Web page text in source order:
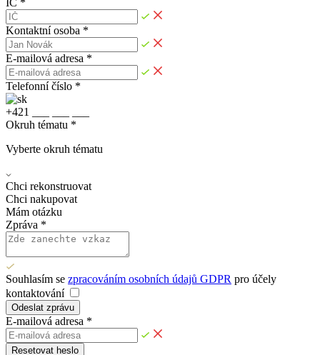
Kontaktní osoba *
E-mailová adresa *
Telefonní číslo *
+421
Okruh tématu *
Vyberte okruh tématu
Chci rekonstruovat
Chci nakupovat
Mám otázku
Zpráva *
Souhlasím se zpracováním osobních údajů GDPR pro účely
kontaktování
Odeslat zprávu
E-mailová adresa *
Resetovat heslo